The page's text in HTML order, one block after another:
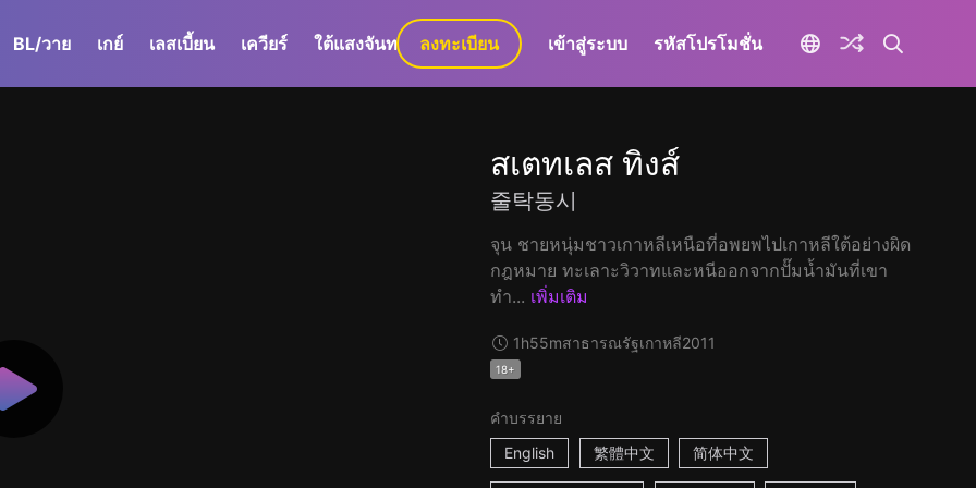
BL/วาย เกย์ เลสเบี้ยน เควียร์ ใต้แสงจันทร์ GaLa+
ลงทะเบียน เข้าสู่ระบบ รหัสโปรโมชั่น
สเตทเลส ทิงส์
줄탁동시
จุน ชายหนุ่มชาวเกาหลีเหนือที่อพยพไปเกาหลีใต้อย่างผิด
กฎหมาย ทะเลาะวิวาทและหนีออกจากปั๊มน้ำมันที่เขา
ทำ... เพิ่มเติม
1h55mสาธารณรัฐเกาหลี2011
18+
คำบรรยาย
English
繁體中文 简体中文